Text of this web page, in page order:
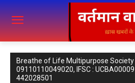
Breathe of Life Multipurpose Society
09110110049020, IFSC :
442028501